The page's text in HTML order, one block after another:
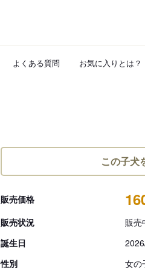
よくある質問 お気に入りとは？
この子犬
販売価格
販売状況
販売
誕生日
性別
女の